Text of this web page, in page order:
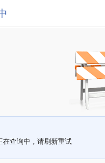
在查询中，请刷新重试